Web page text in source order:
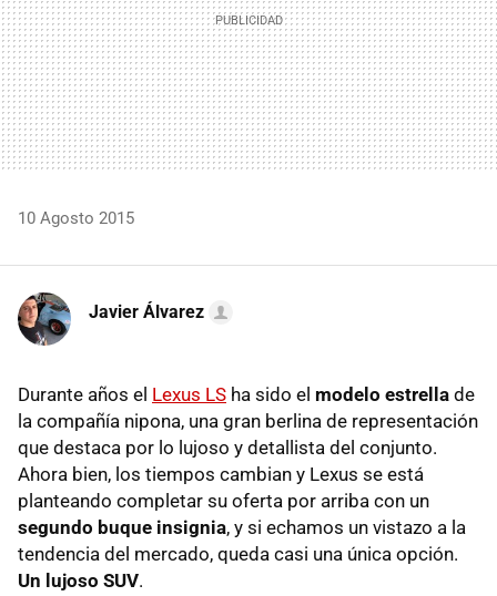
10 Agosto 2015
Javier Álvarez
Durante años el Lexus LS ha sido el modelo estrella de
la compañía nipona, una gran berlina de representación
que destaca por lo lujoso y detallista del conjunto.
Ahora bien, los tiempos cambian y Lexus se está
planteando completar su oferta por arriba con un
segundo buque insignia, y si echamos un vistazo a la
tendencia del mercado, queda casi una única opción.
Un lujoso SUV.